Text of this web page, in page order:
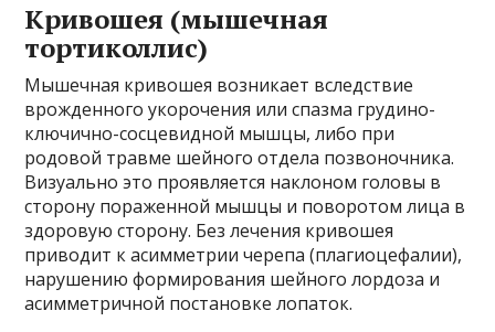
Кривошея (мышечная
тортиколлис)
Мышечная кривошея возникает вследствие
врожденного укорочения или спазма грудино-
ключично-сосцевидной мышцы, либо при
родовой травме шейного отдела позвоночника.
Визуально это проявляется наклоном головы в
сторону пораженной мышцы и поворотом лица в
здоровую сторону. Без лечения кривошея
приводит к асимметрии черепа (плагиоцефалии),
нарушению формирования шейного лордоза и
асимметричной постановке лопаток.